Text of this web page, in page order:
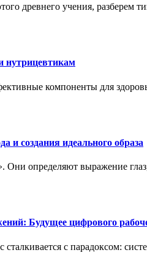
древнего учения,
нутрицевтикам
компоненты для
и создания идеального образа
Они определяют выражение
Будущее цифрового
с парадоксом: